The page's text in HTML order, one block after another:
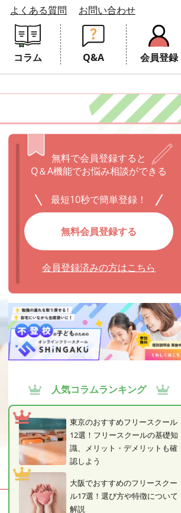
よくある質問 お問い合わせ
コラム Q&A 会員登録
無料で会員登録すると
Q＆A機能でお悩み相談ができる
最短10秒で簡単登録！
無料会員登録する
会員登録済みの方はこちら
人気コラムランキング
東京のおすすめフリースクール
12選！フリースクールの基礎知
識、メリット・デメリットも確
認しよう
大阪でおすすめのフリースクー
ル17選！選び方や特徴について
解説